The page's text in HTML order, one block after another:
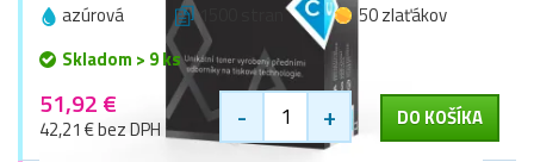
azúrová 1500 stran
50 zlaťákov
Skladom > 9 ks
51,92 €
42,21 € bez DPH - + DO KOŠÍKA